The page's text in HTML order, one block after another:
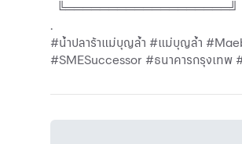
╚═══════════════════╝
.
#น้ำปลาร้าแม่บุญล้ำ #แม่บุญล้ำ
#SMESuccessor #ธนาคารกรุงเทพ